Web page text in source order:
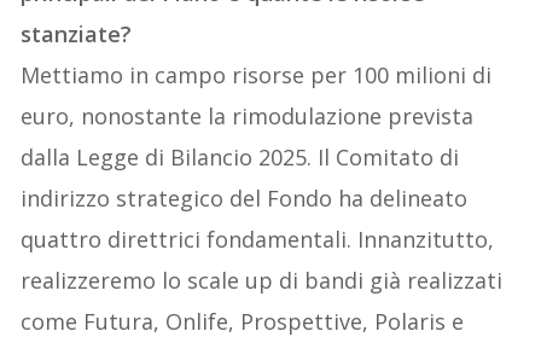
stanziate?
Mettiamo in campo risorse per 100 milioni di
euro, nonostante la rimodulazione prevista
dalla Legge di Bilancio 2025. Il Comitato di
indirizzo strategico del Fondo ha delineato
quattro direttrici fondamentali. Innanzitutto,
realizzeremo lo scale up di bandi già realizzati
come Futura, Onlife, Prospettive, Polaris e